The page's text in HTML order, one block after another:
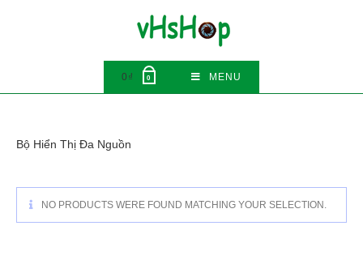
0 ₫ 0 MENU
Bộ Hiển Thị Đa Nguồn
NO PRODUCTS WERE FOUND MATCHING YOUR SELECTION.